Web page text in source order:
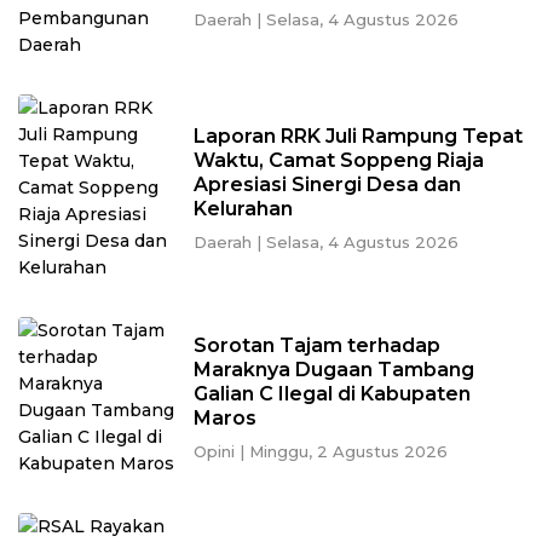
Daerah | Selasa, 4 Agustus 2026
Laporan RRK Juli Rampung Tepat
Waktu, Camat Soppeng Riaja
Apresiasi Sinergi Desa dan
Kelurahan
Daerah | Selasa, 4 Agustus 2026
Sorotan Tajam terhadap
Maraknya Dugaan Tambang
Galian C Ilegal di Kabupaten
Maros
Opini | Minggu, 2 Agustus 2026